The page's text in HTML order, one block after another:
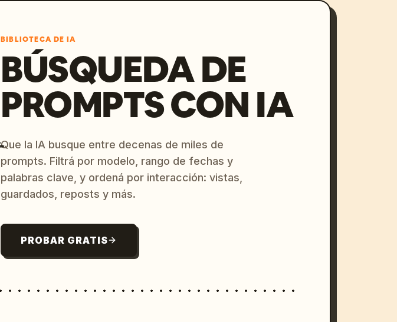
BIBLIOTECA DE IA
BÚSQUEDA DE
PROMPTS CON IA
Que la IA busque entre decenas de miles de
prompts. Filtrá por modelo, rango de fechas y
palabras clave, y ordená por interacción: vistas,
guardados, reposts y más.
PROBAR GRATIS